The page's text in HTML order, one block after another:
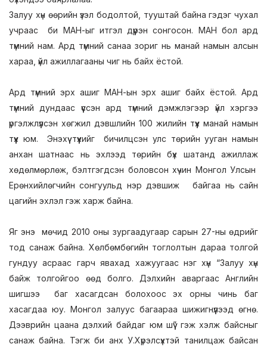
Залуу хүн өөрийн үзэл бодолтой, тууштай байна гэдэг чухал
учраас би МАН-ыг итгэл дүүрэн сонгосон. МАН бол ард
түмний нам. Ард түмний санаа зориг нь манай намын алсын
хараа, үйл ажиллагааны чиг нь байх ёстой.
Ард түмний эрх ашиг МАН-ын эрх ашиг байх ёстой. Ард
түмний дундаас үүссэн ард түмний дэмжлэгээр үйл хэргээ
үргэлжлүүлсэн хөгжил дэвшлийн 100 жилийн түүх манай намын
түүх юм. Энэхүү түүхийг бичилцсэн улс төрийн ууган намын
анхан шатнаас нь эхлээд төрийн бүх шатанд ажиллаж
хөдөлмөрлөж, бэлтгэгдсэн боловсон хүчин Монгол Улсын
Ерөнхийлөгчийн сонгуульд нэр дэвшиж байгаа нь сайн
цагийн эхлэл гэж харж байна.
Яг энэ мөчид 2010 оны зургаадугаар сарын 27-ны өдрийг
тод санаж байна. Хөлбөмбөгийн тоглолтын дараа толгой
гундуу асраас гарч явахад хажуугаас нэг хүн “Залуу хүн
байж толгойгоо өөд болго. Дэлхийн аваргаас Английн
шигшээ баг хасагдсан болохоос эх орны чинь баг
хасагдаа юу. Монгол залуус багаараа шижигнүүлээд өгнө.
Дээврийн цаана дэлхий байдаг юм шүү” гэж хэлж байсныг
санаж байна. Тэгж би анх У.Хүрэлсүхтэй танилцаж байсан